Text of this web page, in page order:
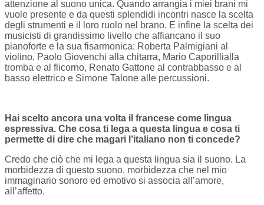
attenzione al suono unica. Quando arrangia i miei brani mi
vuole presente e da questi splendidi incontri nasce la scelta
degli strumenti e il loro ruolo nel brano. E infine la scelta dei
musicisti di grandissimo livello che affiancano il suo
pianoforte e la sua fisarmonica: Roberta Palmigiani al
violino, Paolo Giovenchi alla chitarra, Mario Caporillialla
tromba e al flicorno, Renato Gattone al contrabbasso e al
basso elettrico e Simone Talone alle percussioni.
Hai scelto ancora una volta il francese come lingua
espressiva. Che cosa ti lega a questa lingua e cosa ti
permette di dire che magari l’italiano non ti concede?
Credo che ciò che mi lega a questa lingua sia il suono. La
morbidezza di questo suono, morbidezza che nel mio
immaginario sonoro ed emotivo si associa all’amore,
all’affetto.